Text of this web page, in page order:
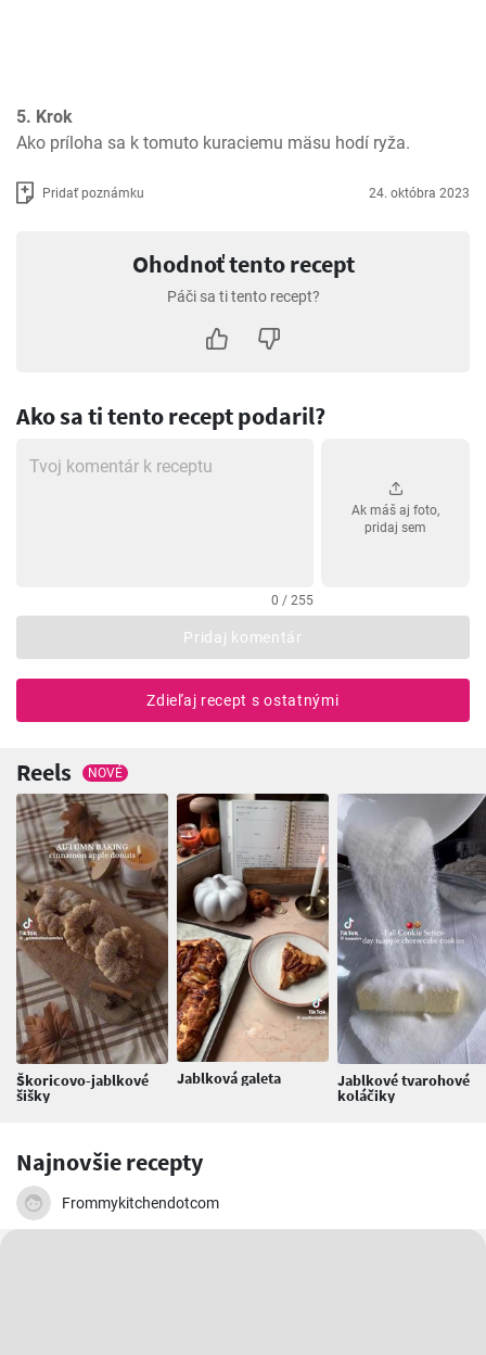
5. Krok
Ako príloha sa k tomuto kuraciemu mäsu hodí ryža.
Pridať poznámku 24. októbra 2023
Ohodnoť tento recept
Páči sa ti tento recept?
Ako sa ti tento recept podaril?
0 / 255
Ak máš aj foto,
pridaj sem
Pridaj komentár
Zdieľaj recept s ostatnými
Reels NOVÉ
Škoricovo-jablkové
šišky
Jablková galeta Jablkové tvarohové
koláčiky
Najnovšie recepty
Frommykitchendotcom